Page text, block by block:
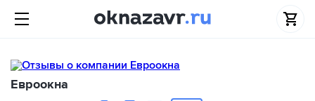
Евроокна